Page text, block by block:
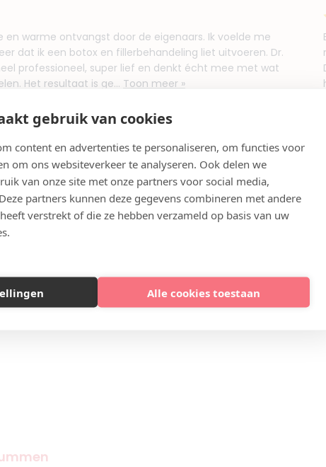
gebruik van cookies
content en advertenties te personaliseren, om functies voor
om ons websiteverkeer te analyseren. Ook delen we
van onze site met onze partners voor social media,
partners kunnen deze gegevens combineren met andere
verstrekt of die ze hebben verzameld op basis van uw
Alle cookies toestaan
en warme ontvangst door de eigenaars. Ik voelde me
dat ik een botox en fillerbehandeling liet uitvoeren. Dr.
professioneel, super lief en denkt écht mee met wat
Het resultaat is ge... Toon meer »
goedgekeurd voor het cosmetisch behandelen
. Ben jij goed
in onze kennisbank: